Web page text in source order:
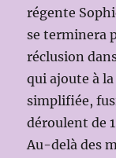
régente
se terminera
réclusion
qui ajoute à
simplifiée,
déroulent de
Au-delà des